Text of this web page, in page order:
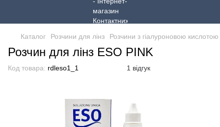
Каталог Розчини для лінз Розчини з гіалуроновою кислотою
Розчин для лінз ESO PINK
Код товара: rdleso1_1 1 відгук